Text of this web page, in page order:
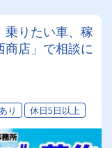
乗りたい車、稼
商店」で相談に
り 休日5日以上